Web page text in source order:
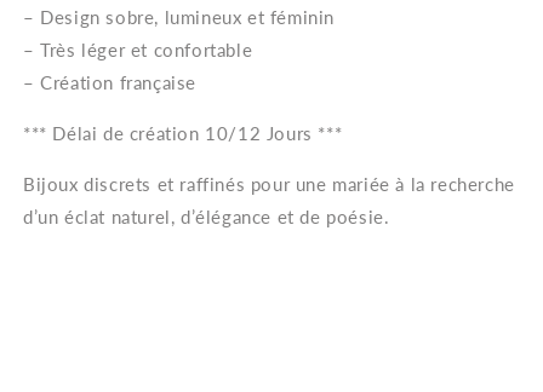
– Design sobre, lumineux et féminin
– Très léger et confortable
– Création française
*** Délai de création 10/12 Jours ***
Bijoux discrets et raffinés pour une mariée à la recherche
d’un éclat naturel, d’élégance et de poésie.